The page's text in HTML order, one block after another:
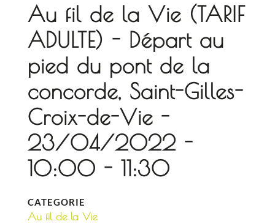
Au fil de la Vie (TARIF
ADULTE) - Départ au
pied du pont de la
concorde, Saint-Gilles-
Croix-de-Vie -
23/04/2022 -
10:00 - 11:30
CATEGORIE
Au fil de la Vie